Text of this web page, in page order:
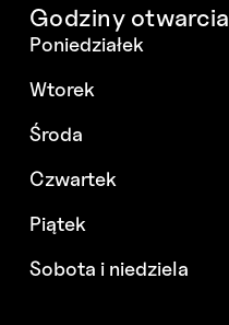
Godziny otwarcia
Poniedziałek
Wtorek
Środa
Czwartek
Piątek
Sobota i niedziela